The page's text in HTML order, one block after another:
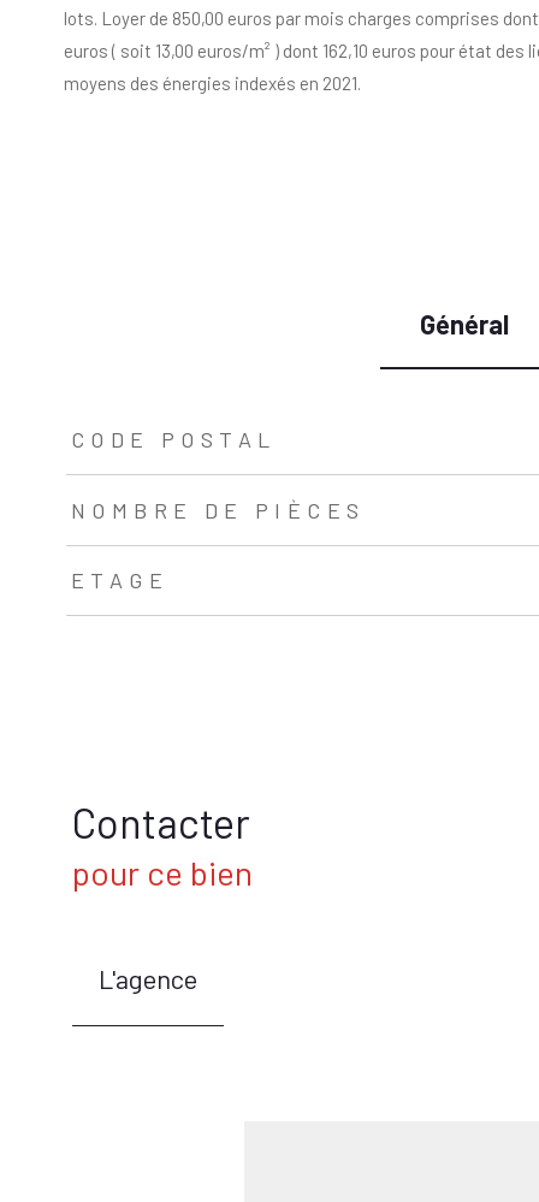
lots. Loyer de 850,00 euros par mois charges comprises
euros ( soit 13,00 euros/m² ) dont 162,10 euros pour état
moyens des énergies indexés en 2021.
Général
TRAD_ZEPHYR_Caracteristique
CODE POSTAL
NOMBRE DE PIÈCES
ETAGE
Contacter
pour ce bien
L'agence